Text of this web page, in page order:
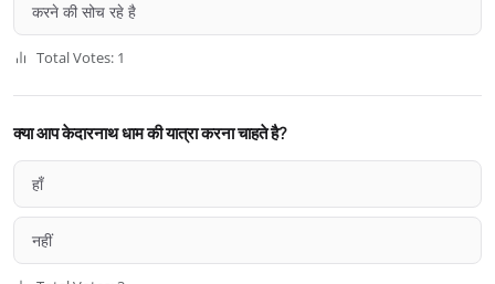
करने की सोच रहे है
Total Votes: 1
क्या आप केदारनाथ धाम की यात्रा करना चाहते है?
हाँ
नहीं